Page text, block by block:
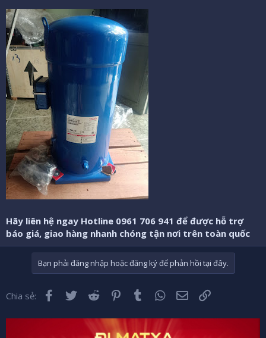
Hãy liên hệ ngay Hotline 0961 706 941 để được hỗ trợ
báo giá, giao hàng nhanh chóng tận nơi trên toàn quốc
Bạn phải đăng nhập hoặc đăng ký để phản hồi tại đây.
Chia sẻ: Facebook
Twitter Reddit Pinterest
Tumblr WhatsApp
Email